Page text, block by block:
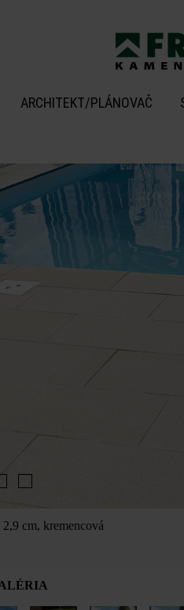
ARCHITEKT/PLÁNOVAČ
cm, kremencová